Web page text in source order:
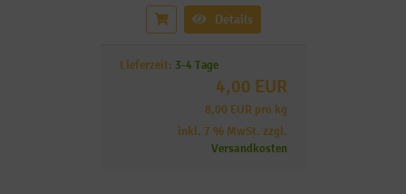
Details
Lieferzeit: 3-4 Tage
4,00 EUR
8,00 EUR pro kg
inkl. 7 % MwSt. zzgl.
Versandkosten